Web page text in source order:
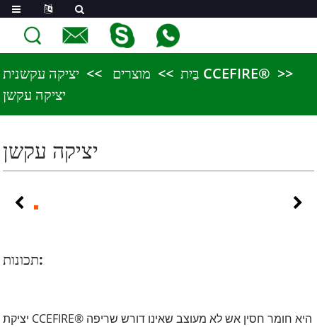
בַּיִת מוצרים
יציקה עקשנית CCEFIRE®
יציקה עקשן
יציקה עקשן
תכונות:
יציקת CCEFIRE®‎ היא חומר חסין אש לא מעוצב שאינו דורש שריפה